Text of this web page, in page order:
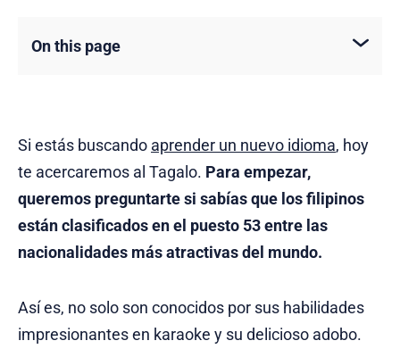
On this page
Si estás buscando aprender un nuevo idioma, hoy
te acercaremos al Tagalo. Para empezar,
queremos preguntarte si sabías que los filipinos
están clasificados en el puesto 53 entre las
nacionalidades más atractivas del mundo.
Así es, no solo son conocidos por sus habilidades
impresionantes en karaoke y su delicioso adobo.